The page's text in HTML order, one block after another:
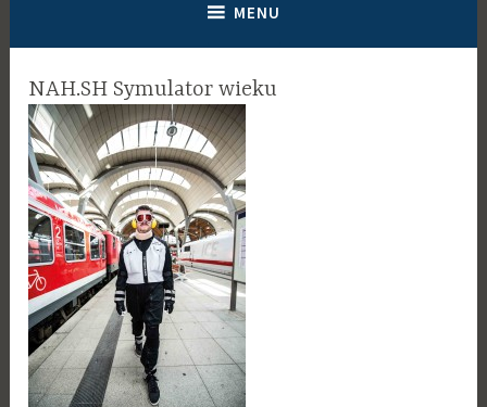
MENU
NAH.SH Symulator wieku